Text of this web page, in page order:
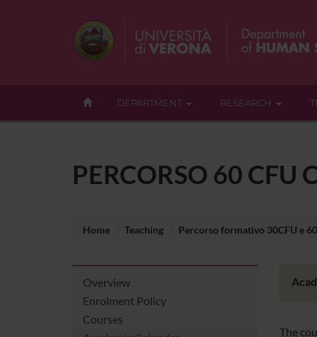
DEPARTMENT RESEARCH
PERCORSO 60 CFU
Home Teaching Percorso formativo 30CFU e
Overview
Enrolment Policy
Courses
The